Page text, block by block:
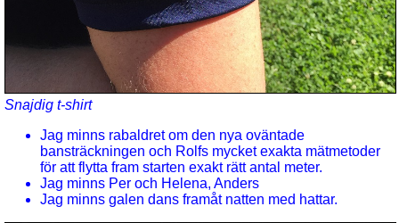
Snajdig t-shirt
Jag minns rabaldret om den nya oväntade
bansträckningen och Rolfs mycket exakta mätmetoder
för att flytta fram starten exakt rätt antal meter.
Jag minns Per och Helena, Anders
Jag minns galen dans framåt natten med hattar.